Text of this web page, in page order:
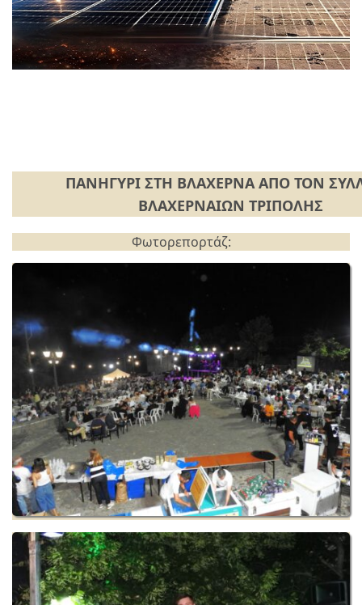
ΠΑΝΗΓΥΡΙ ΣΤΗ ΒΛΑΧΕΡΝΑ ΑΠΟ ΤΟΝ
ΒΛΑΧΕΡΝΑΙΩΝ ΤΡΙΠΟΛΗΣ
Φωτορεπορτάζ: